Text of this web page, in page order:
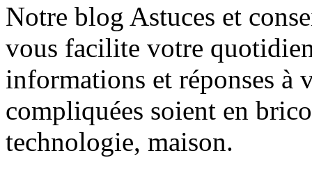
Notre blog Astuces et
vous facilite votre
informations et réponses à
compliquées soient en
technologie, maison.